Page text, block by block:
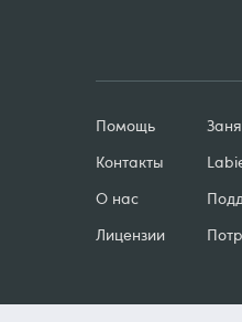
Помощь
Контакты
О нас
Лицензии